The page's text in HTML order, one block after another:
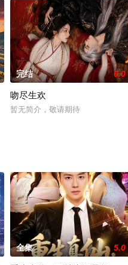
完结 6.0
吻尽生欢
暂无简介，敬请期待
全集 5.0